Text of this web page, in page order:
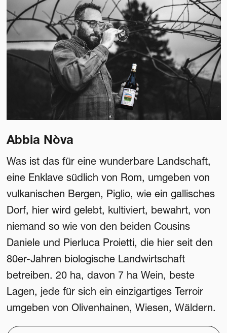
Abbia Nòva
Was ist das für eine wunderbare Landschaft,
eine Enklave südlich von Rom, umgeben von
vulkanischen Bergen, Piglio, wie ein gallisches
Dorf, hier wird gelebt, kultiviert, bewahrt, von
niemand so wie von den beiden Cousins
Daniele und Pierluca Proietti, die hier seit den
80er-Jahren biologische Landwirtschaft
betreiben. 20 ha, davon 7 ha Wein, beste
Lagen, jede für sich ein einzigartiges Terroir
umgeben von Olivenhainen, Wiesen, Wäldern.